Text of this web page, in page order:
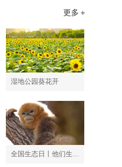
更多＋
湿地公园葵花开